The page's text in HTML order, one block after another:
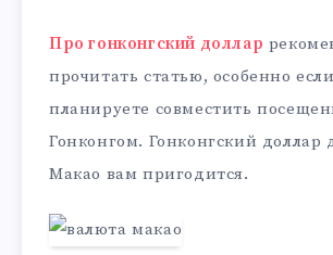
Про гонконгский доллар
прочитать статью, особенно
планируете совместить
Гонконгом. Гонконгский доллар
Макао вам пригодится.